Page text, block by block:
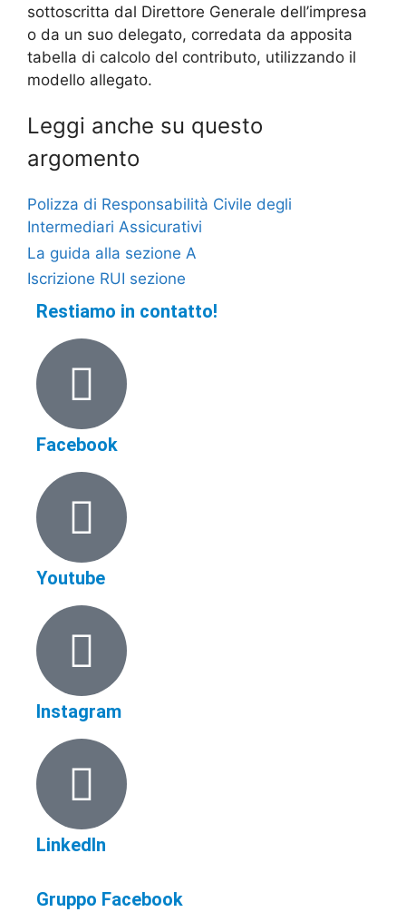
sottoscritta dal Direttore Generale dell’impresa
o da un suo delegato, corredata da apposita
tabella di calcolo del contributo, utilizzando il
modello allegato.
Leggi anche su questo
argomento
Polizza di Responsabilità Civile degli
Intermediari Assicurativi
La guida alla sezione A
Iscrizione RUI sezione
Restiamo in contatto!
Facebook
Youtube
Instagram
LinkedIn
Gruppo Facebook